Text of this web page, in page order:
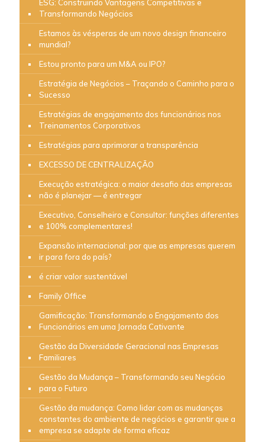
ESG: Construindo Vantagens Competitivas e
Transformando Negócios
Estamos às vésperas de um novo design financeiro
mundial?
Estou pronto para um M&A ou IPO?
Estratégia de Negócios – Traçando o Caminho para o
Sucesso
Estratégias de engajamento dos funcionários nos
Treinamentos Corporativos
Estratégias para aprimorar a transparência
EXCESSO DE CENTRALIZAÇÃO
Execução estratégica: o maior desafio das empresas
não é planejar — é entregar
Executivo, Conselheiro e Consultor: funções diferentes
e 100% complementares!
Expansão internacional: por que as empresas querem
ir para fora do país?
é criar valor sustentável
Family Office
Gamificação: Transformando o Engajamento dos
Funcionários em uma Jornada Cativante
Gestão da Diversidade Geracional nas Empresas
Familiares
Gestão da Mudança – Transformando seu Negócio
para o Futuro
Gestão da mudança: Como lidar com as mudanças
constantes do ambiente de negócios e garantir que a
empresa se adapte de forma eficaz